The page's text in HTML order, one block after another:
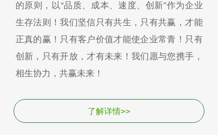
的原则，以“品质、成本、速度、创新”作为企业
生存法则！我们坚信只有共生，只有共赢，才能
正真的赢！只有客户价值才能使企业常青！只有
创新，只有开放，才有未来！我们愿与您携手，
相生协力，共赢未来！
了解详情>>